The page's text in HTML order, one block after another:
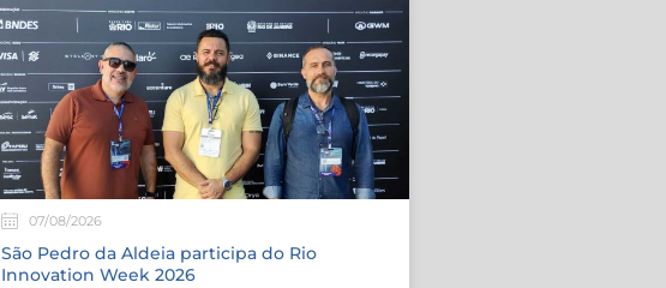
07/08/2026
São Pedro da Aldeia participa do Rio
Innovation Week 2026